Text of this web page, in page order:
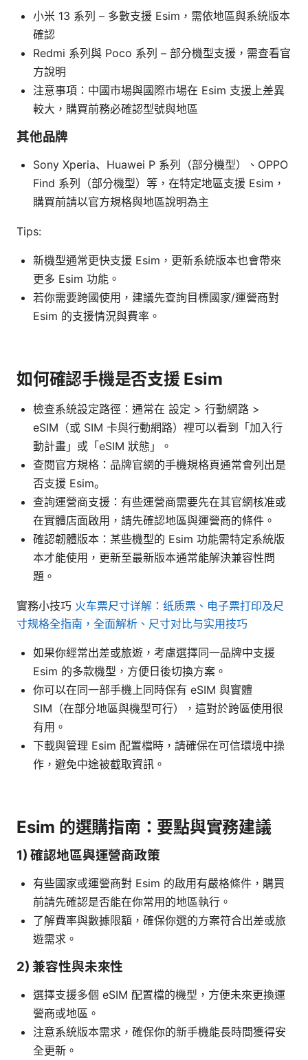
小米 13 系列 – 多數支援 Esim，需依地區與系統版本
確認
Redmi 系列與 Poco 系列 – 部分機型支援，需查看官
方說明
注意事項：中國市場與國際市場在 Esim 支援上差異
較大，購買前務必確認型號與地區
其他品牌
Sony Xperia、Huawei P 系列（部分機型）、OPPO
Find 系列（部分機型）等，在特定地區支援 Esim，
購買前請以官方規格與地區說明為主
Tips:
新機型通常更快支援 Esim，更新系統版本也會帶來
更多 Esim 功能。
若你需要跨國使用，建議先查詢目標國家/運營商對
Esim 的支援情況與費率。
如何確認手機是否支援 Esim
檢查系統設定路徑：通常在 設定 > 行動網路 >
eSIM（或 SIM 卡與行動網路）裡可以看到「加入行
動計畫」或「eSIM 狀態」。
查閱官方規格：品牌官網的手機規格頁通常會列出是
否支援 Esim。
查詢運營商支援：有些運營商需要先在其官網核准或
在實體店面啟用，請先確認地區與運營商的條件。
確認韌體版本：某些機型的 Esim 功能需特定系統版
本才能使用，更新至最新版本通常能解決兼容性問
題。
實務小技巧 火车票尺寸详解：纸质票、电子票打印及尺
寸规格全指南，全面解析、尺寸对比与实用技巧
如果你經常出差或旅遊，考慮選擇同一品牌中支援
Esim 的多款機型，方便日後切換方案。
你可以在同一部手機上同時保有 eSIM 與實體
SIM（在部分地區與機型可行），這對於跨區使用很
有用。
下載與管理 Esim 配置檔時，請確保在可信環境中操
作，避免中途被截取資訊。
Esim 的選購指南：要點與實務建議
1) 確認地區與運營商政策
有些國家或運營商對 Esim 的啟用有嚴格條件，購買
前請先確認是否能在你常用的地區執行。
了解費率與數據限額，確保你選的方案符合出差或旅
遊需求。
2) 兼容性與未來性
選擇支援多個 eSIM 配置檔的機型，方便未來更換運
營商或地區。
注意系統版本需求，確保你的新手機能長時間獲得安
全更新。